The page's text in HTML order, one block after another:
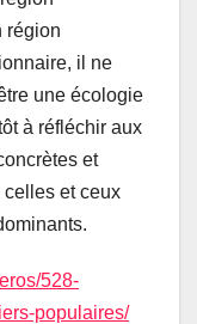
région
il ne
une écologie
à réfléchir aux
et
et ceux
528-
populaires/